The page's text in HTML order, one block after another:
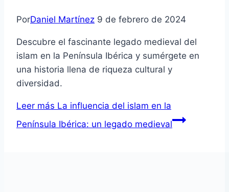
PorDaniel Martínez 9 de febrero de 2024
Descubre el fascinante legado medieval del
islam en la Península Ibérica y sumérgete en
una historia llena de riqueza cultural y
diversidad.
Leer más La influencia del islam en la
Península Ibérica: un legado medieval